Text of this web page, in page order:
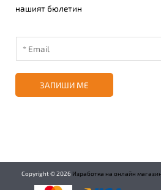
нашият бюлетин
ЗАПИШИ МЕ
Copyright ©2026 Изработка на онлайн магазин